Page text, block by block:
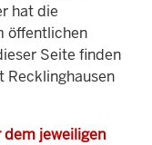
hat die
öffentlichen
Seite finden
Recklinghausen
dem jeweiligen